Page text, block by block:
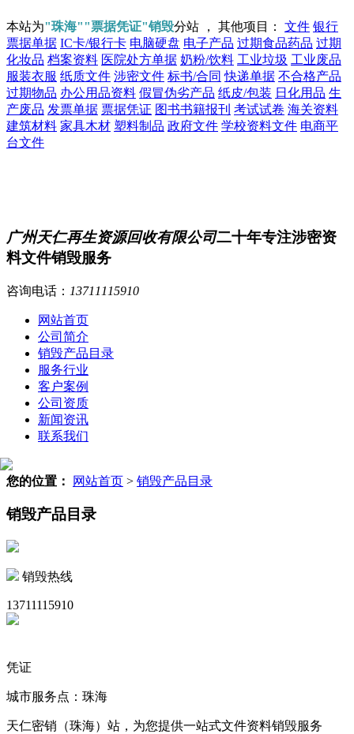
本站为"珠海""票据凭证"销毁分站 ， 其他项目： 文件 银行
票据单据 IC卡/银行卡 电脑硬盘 电子产品 过期食品药品 过期
化妆品 档案资料 医院处方单据 奶粉/饮料 工业垃圾 工业废品
服装衣服 纸质文件 涉密文件 标书/合同 快递单据 不合格产品
过期物品 办公用品资料 假冒伪劣产品 纸皮/包装 日化用品 生
产废品 发票单据 票据凭证 图书书籍报刊 考试试卷 海关资料
建筑材料 家具木材 塑料制品 政府文件 学校资料文件 电商平
台文件
广州天仁再生资源回收有限公司二十年专注涉密资
料文件销毁服务
咨询电话： 13711115910
网站首页
公司简介
销毁产品目录
服务行业
客户案例
公司资质
新闻资讯
联系我们
您的位置： 网站首页 > 销毁产品目录
销毁产品目录
销毁热线
13711115910
凭证
城市服务点：珠海
天仁密销（珠海）站，为您提供一站式文件资料销毁服务